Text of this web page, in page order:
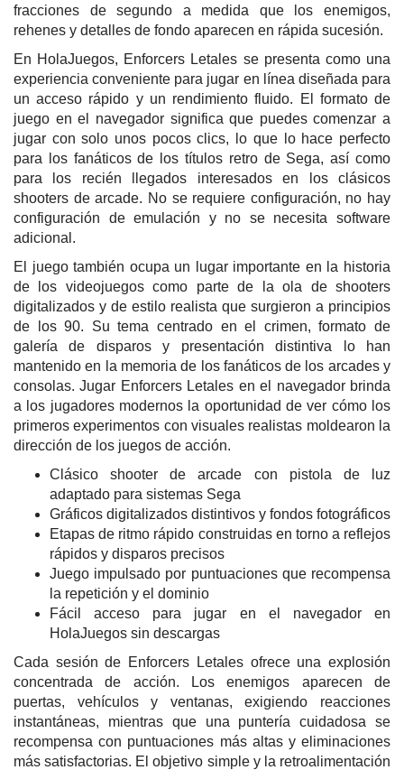
fracciones de segundo a medida que los enemigos,
rehenes y detalles de fondo aparecen en rápida sucesión.
En HolaJuegos, Enforcers Letales se presenta como una
experiencia conveniente para jugar en línea diseñada para
un acceso rápido y un rendimiento fluido. El formato de
juego en el navegador significa que puedes comenzar a
jugar con solo unos pocos clics, lo que lo hace perfecto
para los fanáticos de los títulos retro de Sega, así como
para los recién llegados interesados en los clásicos
shooters de arcade. No se requiere configuración, no hay
configuración de emulación y no se necesita software
adicional.
El juego también ocupa un lugar importante en la historia
de los videojuegos como parte de la ola de shooters
digitalizados y de estilo realista que surgieron a principios
de los 90. Su tema centrado en el crimen, formato de
galería de disparos y presentación distintiva lo han
mantenido en la memoria de los fanáticos de los arcades y
consolas. Jugar Enforcers Letales en el navegador brinda
a los jugadores modernos la oportunidad de ver cómo los
primeros experimentos con visuales realistas moldearon la
dirección de los juegos de acción.
Clásico shooter de arcade con pistola de luz
adaptado para sistemas Sega
Gráficos digitalizados distintivos y fondos fotográficos
Etapas de ritmo rápido construidas en torno a reflejos
rápidos y disparos precisos
Juego impulsado por puntuaciones que recompensa
la repetición y el dominio
Fácil acceso para jugar en el navegador en
HolaJuegos sin descargas
Cada sesión de Enforcers Letales ofrece una explosión
concentrada de acción. Los enemigos aparecen de
puertas, vehículos y ventanas, exigiendo reacciones
instantáneas, mientras que una puntería cuidadosa se
recompensa con puntuaciones más altas y eliminaciones
más satisfactorias. El objetivo simple y la retroalimentación